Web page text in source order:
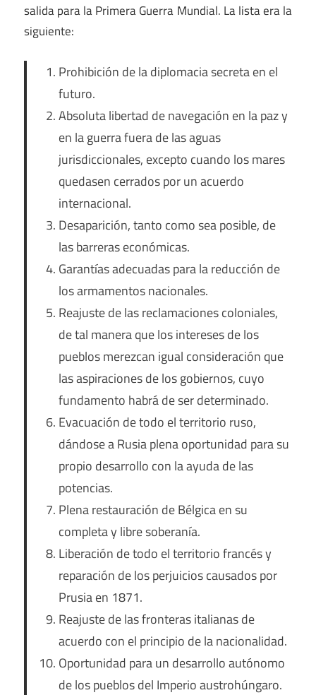
salida para la Primera Guerra Mundial. La lista era la
siguiente:
Prohibición de la diplomacia secreta en el
futuro.
Absoluta libertad de navegación en la paz y
en la guerra fuera de las aguas
jurisdiccionales, excepto cuando los mares
quedasen cerrados por un acuerdo
internacional.
Desaparición, tanto como sea posible, de
las barreras económicas.
Garantías adecuadas para la reducción de
los armamentos nacionales.
Reajuste de las reclamaciones coloniales,
de tal manera que los intereses de los
pueblos merezcan igual consideración que
las aspiraciones de los gobiernos, cuyo
fundamento habrá de ser determinado.
Evacuación de todo el territorio ruso,
dándose a Rusia plena oportunidad para su
propio desarrollo con la ayuda de las
potencias.
Plena restauración de Bélgica en su
completa y libre soberanía.
Liberación de todo el territorio francés y
reparación de los perjuicios causados por
Prusia en 1871.
Reajuste de las fronteras italianas de
acuerdo con el principio de la nacionalidad.
Oportunidad para un desarrollo autónomo
de los pueblos del Imperio austrohúngaro.